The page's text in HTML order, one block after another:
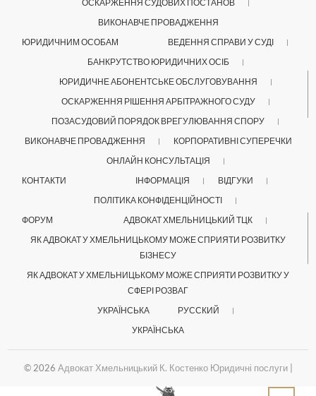
ОСКАРЖЕННЯ СУДОВИХ ПОСТАНОВ
ВИКОНАВЧЕ ПРОВАДЖЕННЯ
ЮРИДИЧНИМ ОСОБАМ
ВЕДЕННЯ СПРАВИ У СУДІ
БАНКРУТСТВО ЮРИДИЧНИХ ОСІБ
ЮРИДИЧНЕ АБОНЕНТСЬКЕ ОБСЛУГОВУВАННЯ
ОСКАРЖЕННЯ РІШЕННЯ АРБІТРАЖНОГО СУДУ
ПОЗАСУДОВИЙ ПОРЯДОК ВРЕГУЛЮВАННЯ СПОРУ
ВИКОНАВЧЕ ПРОВАДЖЕННЯ
КОРПОРАТИВНІ СУПЕРЕЧКИ
ОНЛАЙН КОНСУЛЬТАЦІЯ
КОНТАКТИ
ІНФОРМАЦІЯ
ВІДГУКИ
ПОЛІТИКА КОНФІДЕНЦІЙНОСТІ
ФОРУМ
АДВОКАТ ХМЕЛЬНИЦЬКИЙ ТЦК
ЯК АДВОКАТ У ХМЕЛЬНИЦЬКОМУ МОЖЕ СПРИЯТИ РОЗВИТКУ
БІЗНЕСУ
ЯК АДВОКАТ У ХМЕЛЬНИЦЬКОМУ МОЖЕ СПРИЯТИ РОЗВИТКУ У
СФЕРІ РОЗВАГ
УКРАЇНСЬКА
РУССКИЙ
УКРАЇНСЬКА
© 2026 Адвокат Хмельницький К. Костенко Юридичні послуги|